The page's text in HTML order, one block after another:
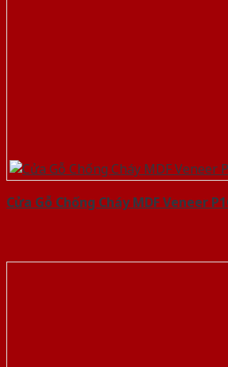
Cửa Gỗ Chống Cháy MDF Veneer